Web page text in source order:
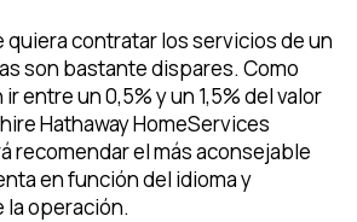
quiera contratar los servicios de un
son bastante dispares. Como
entre un 0,5% y un 1,5% del valor
Hathaway HomeServices
recomendar el más aconsejable
en función del idioma y
la operación.